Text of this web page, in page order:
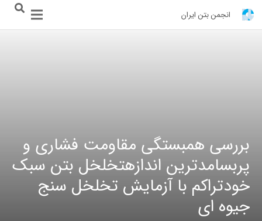
انجمن بتن ایران
بررسی همبستگی مقاومت فشاری و
پربسامدترین اندازهتخلخل بتن سبک
خودتراکم با آزمایش تخلخل سنج
جیوه ای